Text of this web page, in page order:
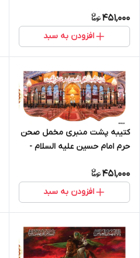
451,000
افزودن به سبد
کتیبه پشت منبری مخمل صحن
حرم امام حسین علیه السلام -
451,000
افزودن به سبد